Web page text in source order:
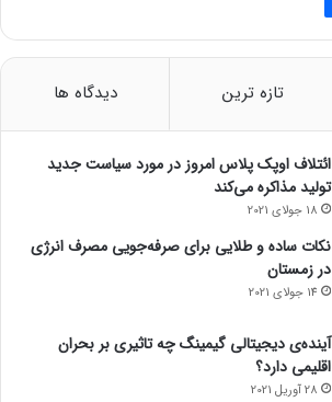
تازه ترین دیدگاه ها
ائتلاف اوپک پلاس امروز در مورد سیاست جدید
تولید مذاکره می‌کند
18 جولای 2021
نکات ساده و طلایی برای صرفه‌جویی مصرف انرژی
در زمستان
14 جولای 2021
آینده‌ی دیجیتالی گیمینگ چه تاثیری بر بحران
اقلیمی دارد؟
28 آوریل 2021